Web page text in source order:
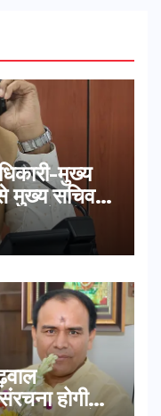
मुख्य
मुख्य सचिव ने
सड़कों को
हो दिक्कत
होगी